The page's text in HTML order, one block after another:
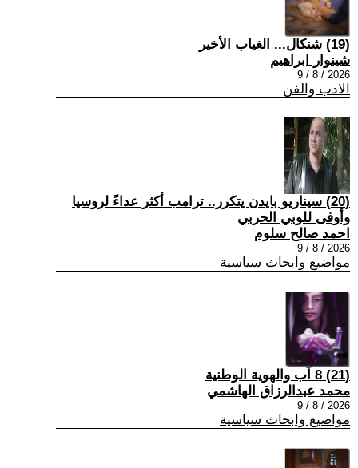
(19) شنكال... الغياب الأخير
شينوار ابراهيم
2026 / 8 / 9
الادب والفن
(20) سيناريو بايدن يتكرر.. ترامب أكثر عداءً لروسيا
وأوفى للوبي الحربي
احمد صالح سلوم
2026 / 8 / 9
مواضيع وابحاث سياسية
(21) 8 آب والهوية الوطنية
محمد عبدالرزاق الهاشمي
2026 / 8 / 9
مواضيع وابحاث سياسية